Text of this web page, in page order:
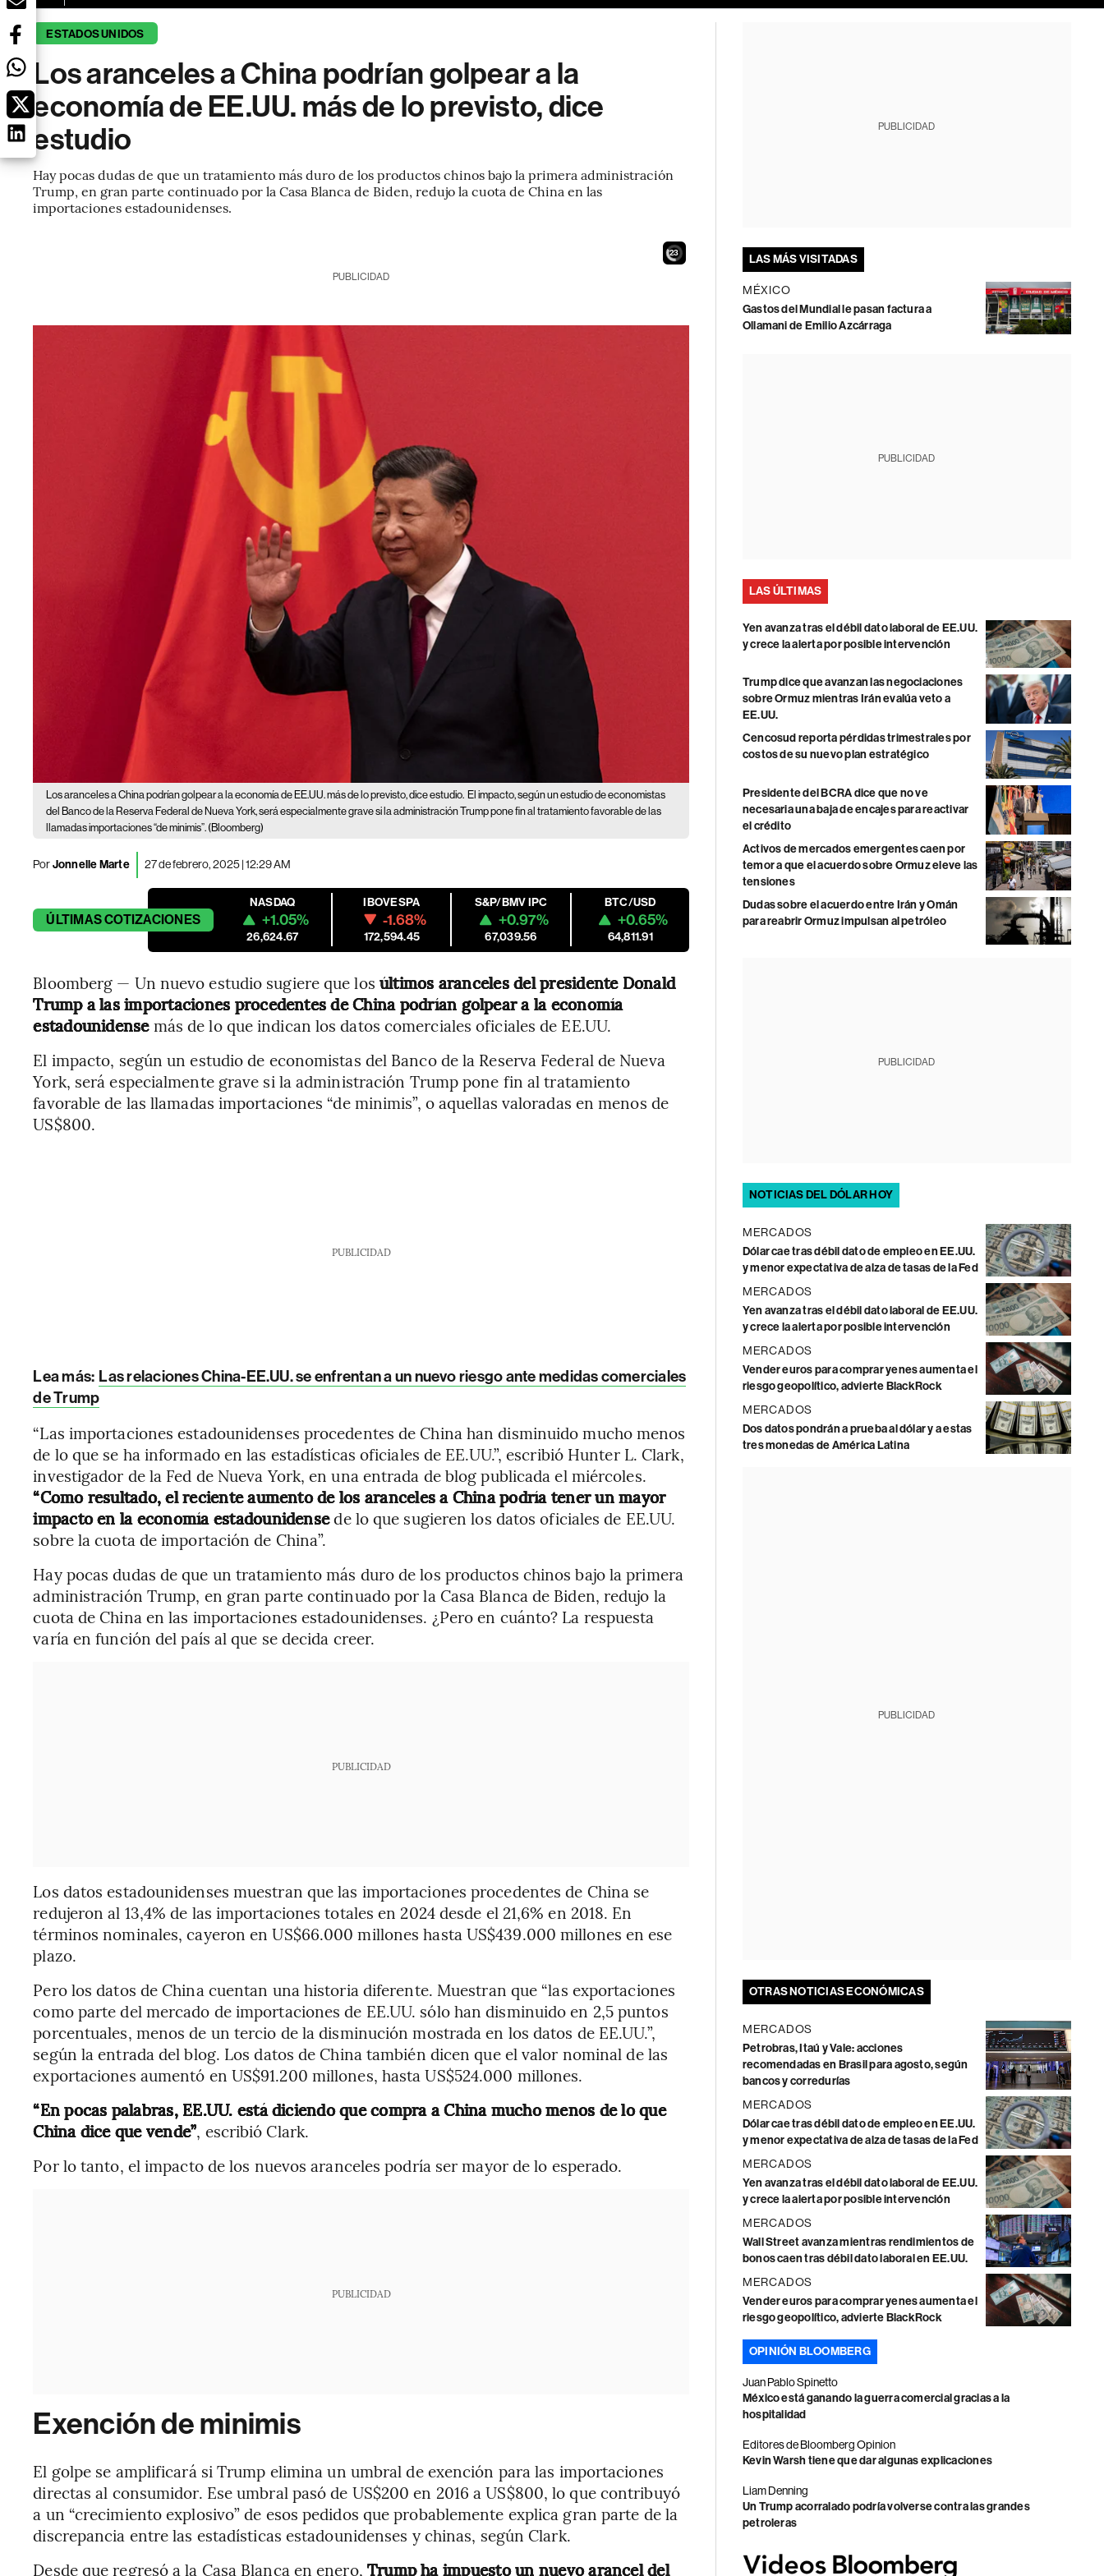
ESTADOS UNIDOS
Los aranceles a China podrían golpear a la
economía de EE.UU. más de lo previsto, dice
estudio
Hay pocas dudas de que un tratamiento más duro de los productos chinos bajo la primera administración
Trump, en gran parte continuado por la Casa Blanca de Biden, redujo la cuota de China en las
importaciones estadounidenses.
21
PUBLICIDAD
Los aranceles a China podrían golpear a la economía de EE.UU. más de lo previsto, dice estudio. El impacto, según un estudio de economistas
del Banco de la Reserva Federal de Nueva York, será especialmente grave si la administración Trump pone fin al tratamiento favorable de las
llamadas importaciones “de minimis”. (Bloomberg)
PorJonnelle Marte 27 de febrero, 2025 | 12:29 AM
ÚLTIMASCOTIZACIONES
NASDAQ
+1.05%
26,624.67
IBOVESPA
-1.68%
172,594.45
S&P/BMV IPC
+0.97%
67,039.56
BTC/USD
+0.65%
64,811.91
Bloomberg — Un nuevo estudio sugiere que los últimos aranceles del presidente Donald
Trump a las importaciones procedentes de China podrían golpear a la economía
estadounidensemás de lo que indican los datos comerciales oficiales de EE.UU.
El impacto, según un estudio de economistas del Banco de la Reserva Federal de Nueva
York, será especialmente grave si la administración Trump pone fin al tratamiento
favorable de las llamadas importaciones “de minimis”, o aquellas valoradas en menos de
US$800.
PUBLICIDAD
Lea más: Las relaciones China-EE.UU. se enfrentan a un nuevo riesgo ante medidas comerciales
de Trump
“Las importaciones estadounidenses procedentes de China han disminuido mucho menos
de lo que se ha informado en las estadísticas oficiales de EE.UU.”, escribió Hunter L. Clark,
investigador de la Fed de Nueva York, en una entrada de blog publicada el miércoles.
“Como resultado, el reciente aumento de los aranceles a China podría tener un mayor
impacto en la economía estadounidensede lo que sugieren los datos oficiales de EE.UU.
sobre la cuota de importación de China”.
Hay pocas dudas de que un tratamiento más duro de los productos chinos bajo la primera
administración Trump, en gran parte continuado por la Casa Blanca de Biden, redujo la
cuota de China en las importaciones estadounidenses. ¿Pero en cuánto? La respuesta
varía en función del país al que se decida creer.
PUBLICIDAD
Los datos estadounidenses muestran que las importaciones procedentes de China se
redujeron al 13,4% de las importaciones totales en 2024 desde el 21,6% en 2018. En
términos nominales, cayeron en US$66.000 millones hasta US$439.000 millones en ese
plazo.
Pero los datos de China cuentan una historia diferente. Muestran que “las exportaciones
como parte del mercado de importaciones de EE.UU. sólo han disminuido en 2,5 puntos
porcentuales, menos de un tercio de la disminución mostrada en los datos de EE.UU.”,
según la entrada del blog. Los datos de China también dicen que el valor nominal de las
exportaciones aumentó en US$91.200 millones, hasta US$524.000 millones.
“En pocas palabras, EE.UU. está diciendo que compra a China mucho menos de lo que
China dice que vende”, escribió Clark.
Por lo tanto, el impacto de los nuevos aranceles podría ser mayor de lo esperado.
PUBLICIDAD
Exención de minimis
El golpe se amplificará si Trump elimina un umbral de exención para las importaciones
directas al consumidor. Ese umbral pasó de US$200 en 2016 a US$800, lo que contribuyó
a un “crecimiento explosivo” de esos pedidos que probablemente explica gran parte de la
discrepancia entre las estadísticas estadounidenses y chinas, según Clark.
Desde que regresó a la Casa Blanca en enero, Trump ha impuesto un nuevo arancel del
PUBLICIDAD
LAS MÁS VISITADAS
MÉXICO
Gastos del Mundial le pasan factura a
Ollamani de Emilio Azcárraga
PUBLICIDAD
LAS ÚLTIMAS
Yen avanza tras el débil dato laboral de EE.UU.
y crece la alerta por posible intervención
Trump dice que avanzan las negociaciones
sobre Ormuz mientras Irán evalúa veto a
EE.UU.
Cencosud reporta pérdidas trimestrales por
costos de su nuevo plan estratégico
Presidente del BCRA dice que no ve
necesaria una baja de encajes para reactivar
el crédito
Activos de mercados emergentes caen por
temor a que el acuerdo sobre Ormuz eleve las
tensiones
Dudas sobre el acuerdo entre Irán y Omán
para reabrir Ormuz impulsan al petróleo
PUBLICIDAD
NOTICIAS DEL DÓLAR HOY
MERCADOS
Dólar cae tras débil dato de empleo en EE.UU.
y menor expectativa de alza de tasas de la Fed
MERCADOS
Yen avanza tras el débil dato laboral de EE.UU.
y crece la alerta por posible intervención
MERCADOS
Vender euros para comprar yenes aumenta el
riesgo geopolítico, advierte BlackRock
MERCADOS
Dos datos pondrán a prueba al dólar y a estas
tres monedas de América Latina
PUBLICIDAD
OTRAS NOTICIAS ECONÓMICAS
MERCADOS
Petrobras, Itaú y Vale: acciones
recomendadas en Brasil para agosto, según
bancos y corredurías
MERCADOS
Dólar cae tras débil dato de empleo en EE.UU.
y menor expectativa de alza de tasas de la Fed
MERCADOS
Yen avanza tras el débil dato laboral de EE.UU.
y crece la alerta por posible intervención
MERCADOS
Wall Street avanza mientras rendimientos de
bonos caen tras débil dato laboral en EE.UU.
MERCADOS
Vender euros para comprar yenes aumenta el
riesgo geopolítico, advierte BlackRock
OPINIÓN BLOOMBERG
Juan Pablo Spinetto
México está ganando la guerra comercial gracias a la
hospitalidad
Editores de Bloomberg Opinion
Kevin Warsh tiene que dar algunas explicaciones
Liam Denning
Un Trump acorralado podría volverse contra las grandes
petroleras